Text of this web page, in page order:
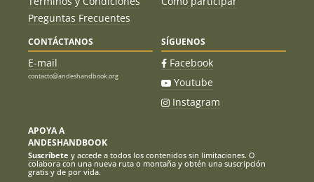
Preguntas Frecuentes
CONTÁCTANOS
E-mail
contacto@andeshandbook.org
SÍGUENOS
Facebook
Youtube
Instagram
APOYA A
ANDESHANDBOOK
Suscríbete y accede a todos los contenidos sin limitaciones. O
colabora con una nueva ruta o montaña y obtén una suscripción
gratis y de por vida.